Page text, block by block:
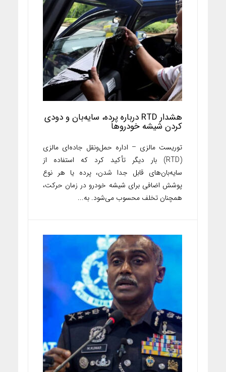
هشدار RTD درباره پرده، سایه‌بان و دودی
کردن شیشه خودروها
توریست مالزی – اداره حمل‌ونقل جاده‌ای مالزی
(RTD) بار دیگر تأکید کرد که استفاده از
سایه‌بان‌های قابل جدا شدن، پرده یا هر نوع
پوشش اضافی برای شیشه خودرو در زمان حرکت،
همچنان تخلف محسوب می‌شود. به...